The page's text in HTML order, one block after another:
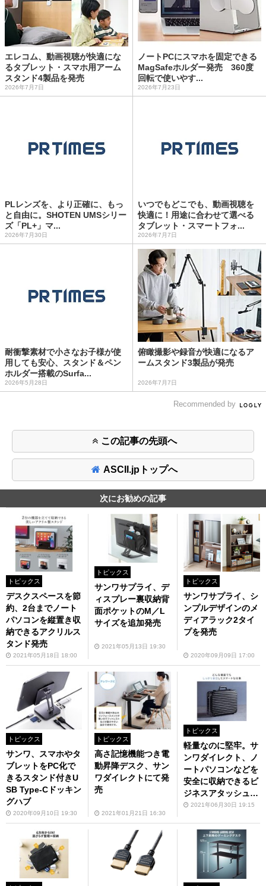
エレコム、動画視聴が快適にな
るタブレット・スマホ用アーム
スタンド4製品を発売
2026年7月7日
ノートPCにスマホを固定できる
MagSafeホルダー発売 360度
回転で使いやす...
2026年7月23日
PLレンズを、より正確に、もっ
と自由に。SHOTEN UMSシリー
ズ「PL+」マ...
2026年7月30日
いつでもどこでも、動画視聴を
快適に！用途に合わせて選べる
タブレット・スマートフォ...
2026年7月7日
耐衝撃素材で小さなお子様が使
用しても安心、スタンド＆ペン
ホルダー搭載のSurfa...
2026年5月28日
俯瞰撮影や録音が快適になるア
ームスタンド3製品が発売
2026年7月7日
Recommended by
この記事の先頭へ
ASCII.jpトップへ
次にお勧めの記事
トピックス
デスクスペースを節
約、2台までノート
パソコンを縦置き収
納できるアクリルス
タンド発売
2021年05月18日 18:00
トピックス
サンワサプライ、デ
ィスプレー裏収納背
面ポケットのM／L
サイズを追加発売
2021年05月13日 19:30
トピックス
サンワサプライ、シ
ンプルデザインのメ
ディアラック2タイ
プを発売
2020年09月09日 17:00
トピックス
サンワ、スマホやタ
ブレットをPC化で
きるスタンド付きU
SB Type-Cドッキン
グハブ
2020年09月10日 19:30
トピックス
高さ記憶機能つき電
動昇降デスク、サン
ワダイレクトにて発
売
2021年01月21日 16:30
トピックス
軽量なのに堅牢。サ
ンワダイレクト、ノ
ートパソコンなどを
安全に収納できるビ
ジネスアタッシュケ
ースを発売
2021年06月30日 19:15